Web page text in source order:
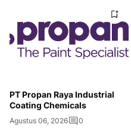
PT Propan Raya Industrial
Coating Chemicals
Agustus 06, 2026 0